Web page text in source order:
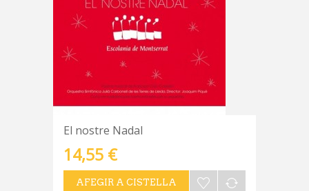
El nostre Nadal
14,55 €
AFEGIR A CISTELLA